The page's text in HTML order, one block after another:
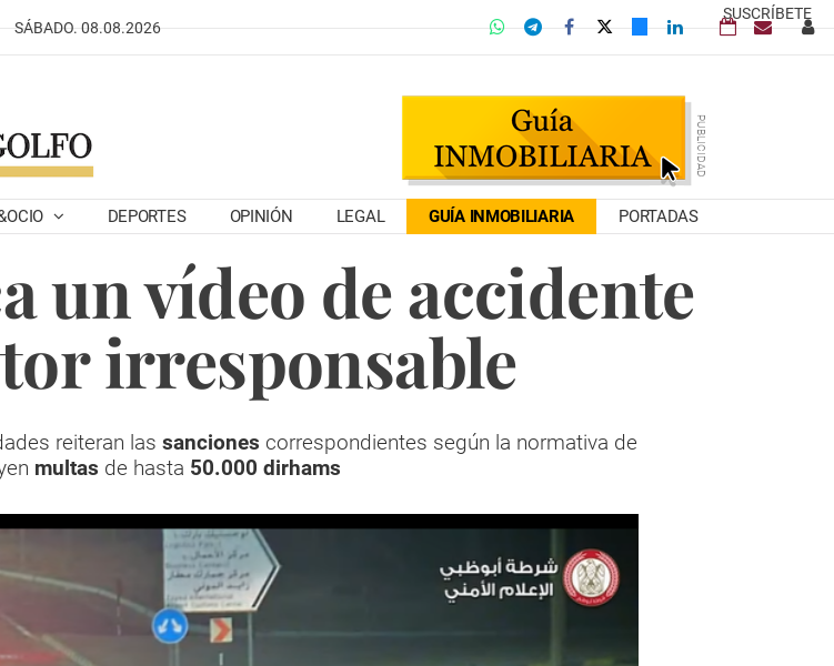
SUSCRÍBETE
SÁBADO. 08.08.2026
DEPORTES OPINIÓN LEGAL GUÍA INMOBILIARIA PORTADAS
un vídeo de accidente
irresponsable
reiteran las sanciones correspondientes según la normativa de
multas de hasta 50.000 dirhams